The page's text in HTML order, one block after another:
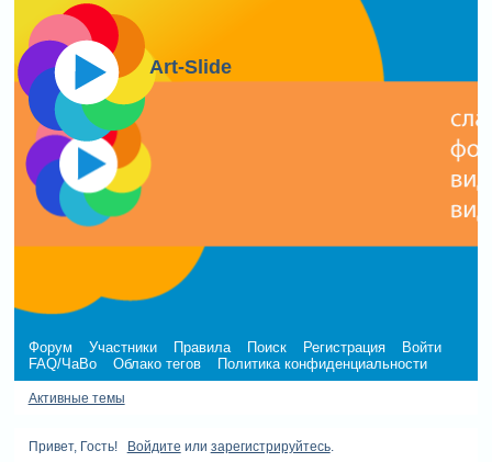
Art-Slide
Форум Участники Правила Поиск Регистрация
Войти
FAQ/ЧаВо
Облако тегов Политика конфиденциальности
Активные темы
Привет, Гость! Войдите или зарегистрируйтесь.